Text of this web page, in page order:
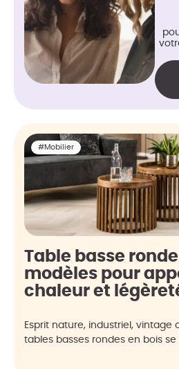
#Mobilier
Table basse
modèles pour
chaleur et
Esprit nature, industriel, vintage
tables basses rondes en bois